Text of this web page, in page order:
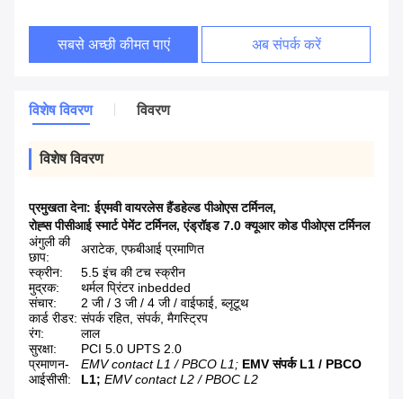
सबसे अच्छी कीमत पाएं अब संपर्क करें
विशेष विवरण विवरण
विशेष विवरण
प्रमुखता देना:ईएमवी वायरलेस हैंडहेल्ड पीओएस टर्मिनल,
रोह्स पीसीआई स्मार्ट पेमेंट टर्मिनल,एंड्रॉइड 7.0 क्यूआर कोड पीओएस टर्मिनल
अंगुली की
छाप:
अराटेक, एफबीआई प्रमाणित
स्क्रीन:
5.5 इंच की टच स्क्रीन
मुद्रक:
थर्मल प्रिंटर inbedded
संचार:
2 जी / 3 जी / 4 जी / वाईफाई, ब्लूटूथ
कार्ड रीडर: संपर्क रहित, संपर्क, मैगस्ट्रिप
रंग:
लाल
सुरक्षा:
PCI 5.0 UPTS 2.0
प्रमाणन-
आईसीसी:
EMV contact L1 / PBCO L1; EMV संपर्क L1 / PBCO
L1; EMV contact L2 / PBOC L2